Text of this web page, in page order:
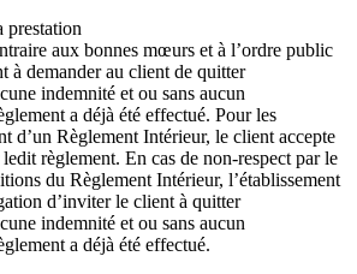
prestation
aux bonnes mœurs et à l’ordre public
à demander au client de quitter
indemnité et ou sans aucun
a déjà été effectué. Pour les
d’un Règlement Intérieur, le client accepte
ledit règlement. En cas de non-respect par le
du Règlement Intérieur, l’établissement
d’inviter le client à quitter
indemnité et ou sans aucun
a déjà été effectué.